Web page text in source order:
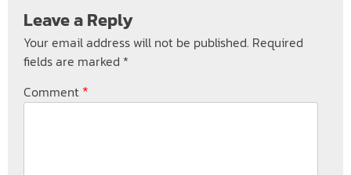
Leave a Reply
Your email address will not be published. Required
fields are marked *
Comment *